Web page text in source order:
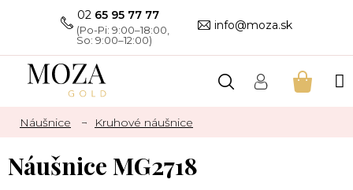
02 65 95 77 77
info@moza.sk
Náušnice Kruhové náušnice
Náušnice MG2718